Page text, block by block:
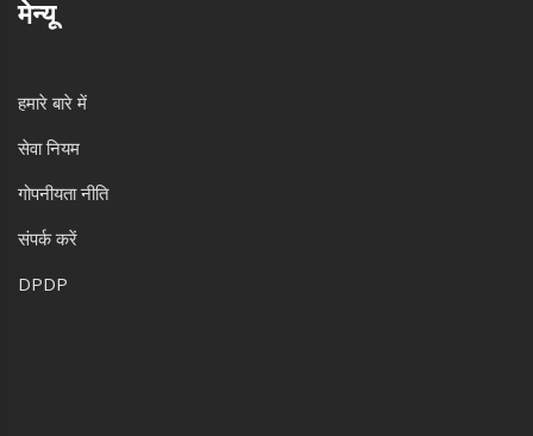
मेन्यू
हमारे बारे में
सेवा नियम
गोपनीयता नीति
संपर्क करें
DPDP